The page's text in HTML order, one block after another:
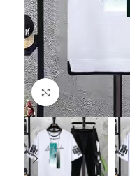
Click to enlarge